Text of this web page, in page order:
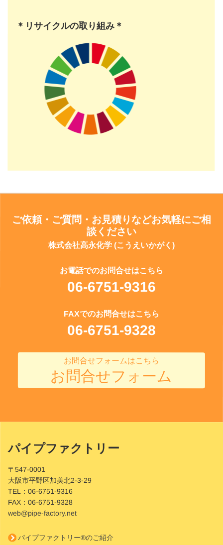
＊リサイクルの取り組み＊
ご依頼・ご質問・お見積りなどお気軽にご相
談ください
株式会社高永化学 (こうえいかがく)
お電話でのお問合せはこちら
06-6751-9316
FAXでのお問合せはこちら
06-6751-9328
お問合せフォームはこちら
お問合せフォーム
Site
Footer
パイプファクトリー
〒547-0001
大阪市平野区加美北2-3-29
TEL：06-6751-9316
FAX：06-6751-9328
web@pipe-factory.net
パイプファクトリー®のご紹介